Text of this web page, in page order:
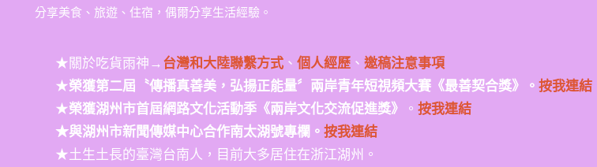
分享美食、旅遊、住宿，偶爾分享生活經驗。
★關於吃貨雨神→台灣和大陸聯繫方式、 個人經歷、 邀稿注意事項
★榮獲第二屆〝傳播真善美，弘揚正能量〞兩岸青年短視頻大賽《最善契合獎》。 按我連結
★榮獲湖州市首屆網路文化活動季《兩岸文化交流促進獎》 。 按我連結
★與湖州市新聞傳媒中心合作南太湖號專欄。 按我連結
★土生土長的臺灣台南人，目前大多居住在浙江湖州。